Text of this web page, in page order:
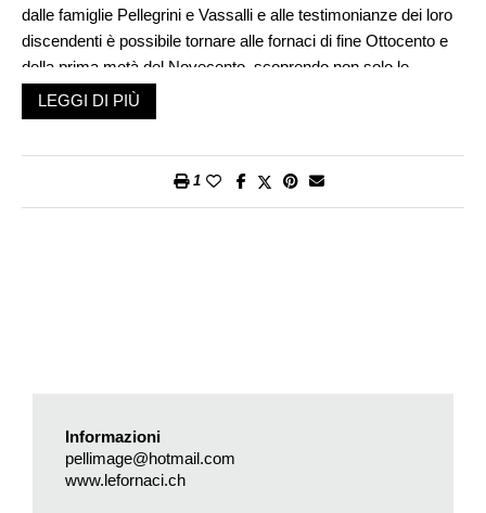
dalle famiglie Pellegrini e Vassalli e alle testimonianze dei loro
discendenti è possibile tornare alle fornaci di fine Ottocento e
della prima metà del Novecento, scoprendo non solo le
caratteristiche della catena produttiva, ma pure aspetti legati
alla vita privata dei fornaciai e a quella pubblica del villaggio.
comune lacustre, apriamo la prima porta proprio sulla fornace
al portone principale tuttora esistente». Da ricordare che
l’attività dei fornaciai consisteva nel modellare un impasto di
LEGGI DI PIÙ
1
Informazioni
pellimage@hotmail.com
www.lefornaci.ch